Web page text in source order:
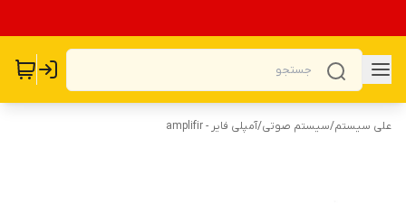
علی سیستم/سیستم صوتی/آمپلی فایر - amplifir